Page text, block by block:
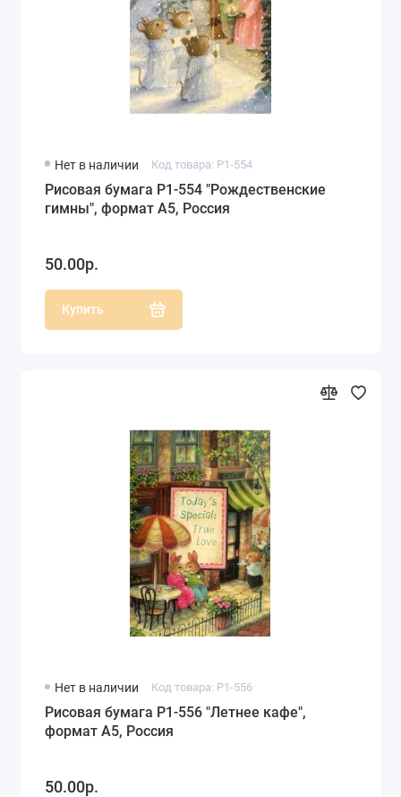
Рисовая бумага Love2Art, Kalit (Италия) (66)
Рисовая бумага Cadence (55)
Рисовая однотонная бумага,
Нет в наличии Код товара: P1-554
Рисовая бумага P1-554 "Рождественские
гимны", формат А5, Россия
50.00р.
Купить
Нет в наличии Код товара: P1-556
Рисовая бумага P1-556 "Летнее кафе",
формат А5, Россия
50.00р.